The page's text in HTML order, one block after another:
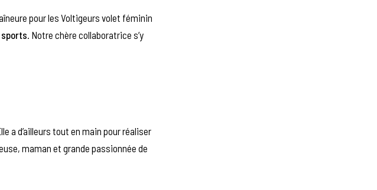
pour les Voltigeurs volet féminin
sports. Notre chère collaboratrice s’y
a d’ailleurs tout en main pour réaliser
maman et grande passionnée de